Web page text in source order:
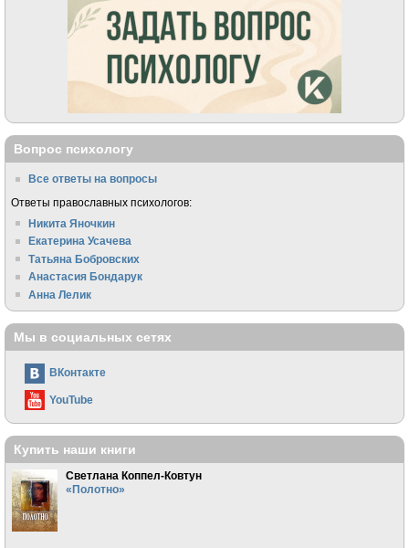
Вопрос психологу
Все ответы на вопросы
Ответы православных психологов:
Никита Яночкин
Екатерина Усачева
Татьяна Бобровских
Анастасия Бондарук
Анна Лелик
Мы в социальных сетях
ВКонтакте
YouTube
Купить наши книги
Светлана Коппел-Ковтун
«Полотно»